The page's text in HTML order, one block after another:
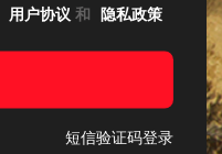
用户协议 和 隐私政策
短信验证码登录